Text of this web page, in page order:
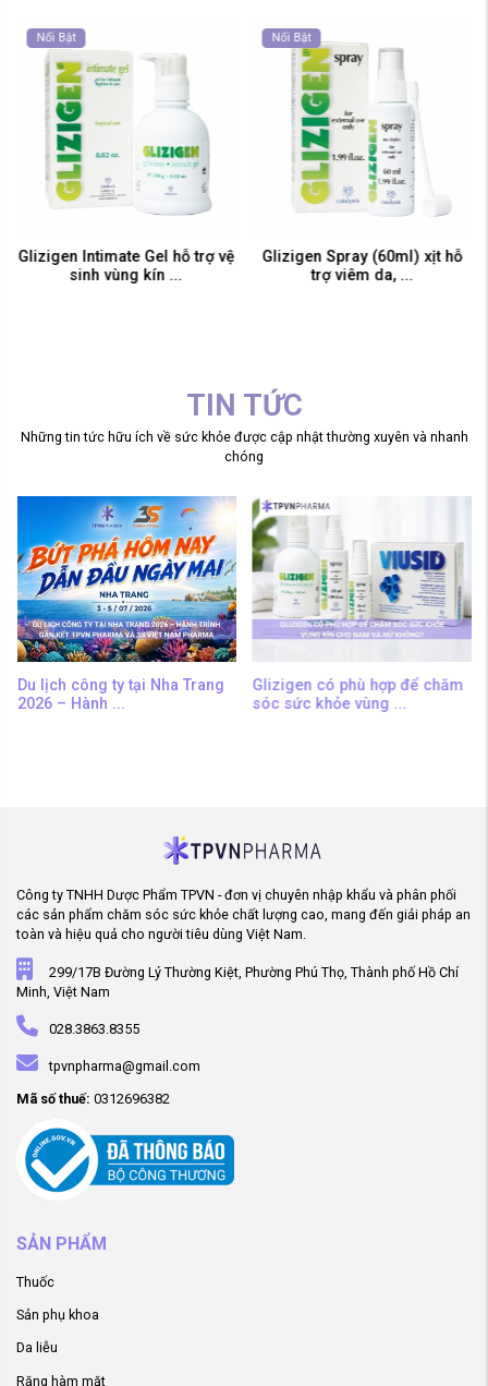
Nổi Bật
Glizigen Intimate Gel hỗ trợ vệ
sinh vùng kín ...
Nổi Bật
Glizigen Spray (60ml) xịt hỗ
trợ viêm da, ...
TIN TỨC
Những tin tức hữu ích về sức khỏe được cập nhật thường xuyên và nhanh
chóng
Du lịch công ty tại Nha Trang
2026 – Hành ...
Glizigen có phù hợp để chăm
sóc sức khỏe vùng ...
Công ty TNHH Dược Phẩm TPVN - đơn vị chuyên nhập khẩu và phân phối
các sản phẩm chăm sóc sức khỏe chất lượng cao, mang đến giải pháp an
toàn và hiệu quả cho người tiêu dùng Việt Nam.
299/17B Đường Lý Thường Kiệt, Phường Phú Thọ, Thành phố Hồ Chí
Minh, Việt Nam
028.3863.8355
tpvnpharma@gmail.com
Mã số thuế: 0312696382
SẢN PHẨM
Thuốc
Sản phụ khoa
Da liễu
Răng hàm mặt